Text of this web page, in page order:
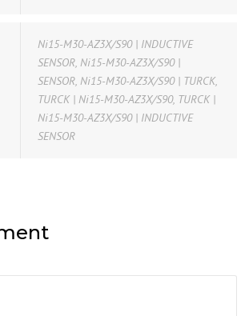
Ni15-M30-AZ3X/S90 | INDUCTIVE
SENSOR, Ni15-M30-AZ3X/S90 |
SENSOR, Ni15-M30-AZ3X/S90 | TURCK,
TURCK | Ni15-M30-AZ3X/S90, TURCK |
Ni15-M30-AZ3X/S90 | INDUCTIVE
SENSOR